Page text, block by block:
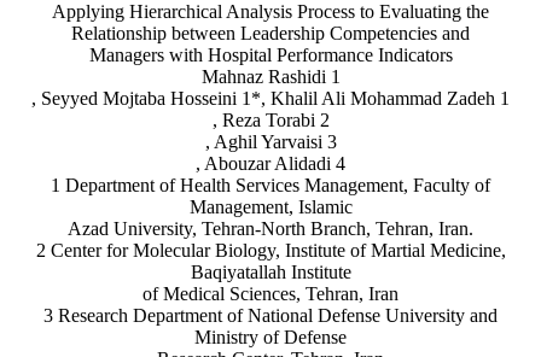
Applying Hierarchical Analysis Process to Evaluating the
Relationship between Leadership Competencies and
Managers with Hospital Performance Indicators
Mahnaz Rashidi 1
, Seyyed Mojtaba Hosseini 1*, Khalil Ali Mohammad Zadeh 1
, Reza Torabi 2
, Aghil Yarvaisi 3
, Abouzar Alidadi 4
1 Department of Health Services Management, Faculty of
Management, Islamic
Azad University, Tehran-North Branch, Tehran, Iran.
2 Center for Molecular Biology, Institute of Martial Medicine,
Baqiyatallah Institute
of Medical Sciences, Tehran, Iran
3 Research Department of National Defense University and
Ministry of Defense